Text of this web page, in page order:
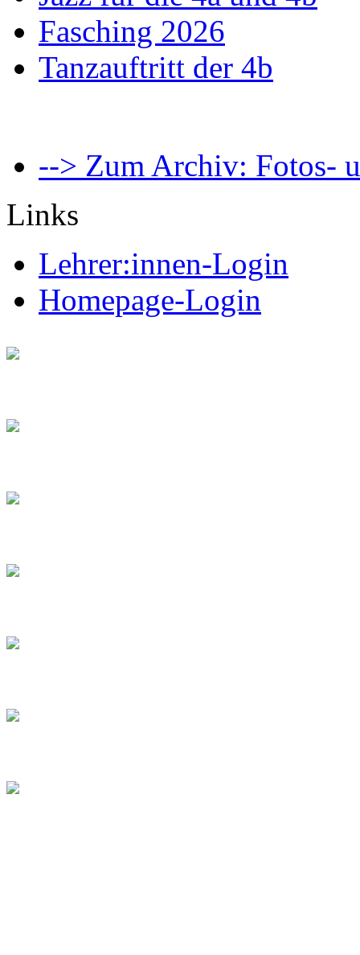
Fasching 2026
Tanzauftritt der 4b
--> Zum Archiv: Fotos-
Links
Lehrer:innen-Login
Homepage-Login